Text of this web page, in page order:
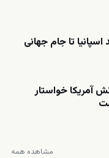
اسپانیا تا جام جهانی
آمریکا خواستار
مشاهده همه